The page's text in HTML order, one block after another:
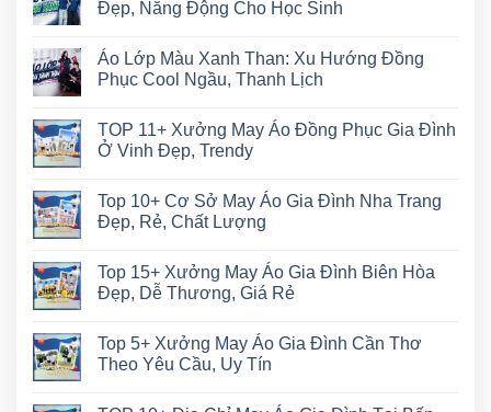
Đẹp, Năng Động Cho Học Sinh
Áo Lớp Màu Xanh Than: Xu Hướng Đồng
Phục Cool Ngầu, Thanh Lịch
TOP 11+ Xưởng May Áo Đồng Phục Gia Đình
Ở Vinh Đẹp, Trendy
Top 10+ Cơ Sở May Áo Gia Đình Nha Trang
Đẹp, Rẻ, Chất Lượng
Top 15+ Xưởng May Áo Gia Đình Biên Hòa
Đẹp, Dễ Thương, Giá Rẻ
Top 5+ Xưởng May Áo Gia Đình Cần Thơ
Theo Yêu Cầu, Uy Tín